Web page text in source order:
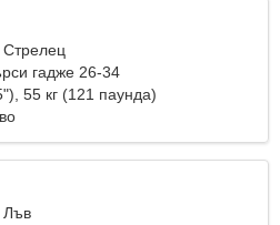
Стрелец
гадже 26-34
55 кг (121 паунда)
Лъв